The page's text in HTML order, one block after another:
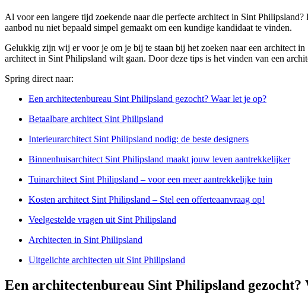
Al voor een langere tijd zoekende naar die perfecte architect in Sint
aanbod nu niet bepaald simpel gemaakt om een kundige kandidaat te vinden.
Gelukkig zijn wij er voor je om je bij te staan bij het zoeken naar een architect
architect in Sint Philipsland wilt gaan. Door deze tips is het vinden van een
Spring direct naar:
Een architectenbureau Sint Philipsland gezocht? Waar let je op?
Betaalbare architect Sint Philipsland
Interieurarchitect Sint Philipsland nodig: de beste designers
Binnenhuisarchitect Sint Philipsland maakt jouw leven aantrekkelijker
Tuinarchitect Sint Philipsland – voor een meer aantrekkelijke tuin
Kosten architect Sint Philipsland – Stel een offerteaanvraag op!
Veelgestelde vragen uit Sint Philipsland
Architecten in Sint Philipsland
Uitgelichte architecten uit Sint Philipsland
Een architectenbureau Sint Philipsland gezocht?